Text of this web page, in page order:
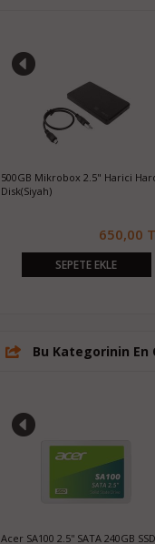
500GB Mikrobox 2.5" Harici
Disk(Siyah)
650,00
SEPETE EKLE
Bu Kategorinin En
Acer SA100 2.5'' SATA 240GB SSD